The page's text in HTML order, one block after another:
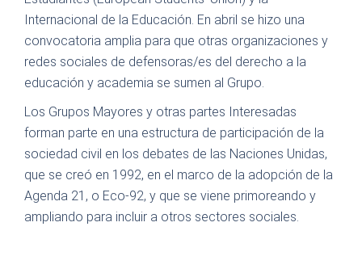
Internacional de la Educación. En abril se hizo una
convocatoria amplia para que otras organizaciones y
redes sociales de defensoras/es del derecho a la
educación y academia se sumen al Grupo.
Los Grupos Mayores y otras partes Interesadas
forman parte en una estructura de participación de la
sociedad civil en los debates de las Naciones Unidas,
que se creó en 1992, en el marco de la adopción de la
Agenda 21, o Eco-92, y que se viene primoreando y
ampliando para incluir a otros sectores sociales.